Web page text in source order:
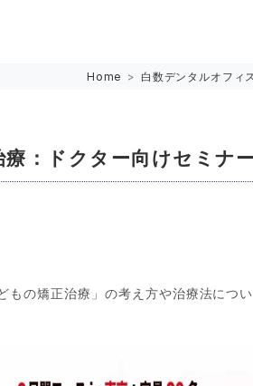
Home > 白数デンタルオフィ
療：ドクター向けセミナ
もの矯正治療」の考え方や治療法につ